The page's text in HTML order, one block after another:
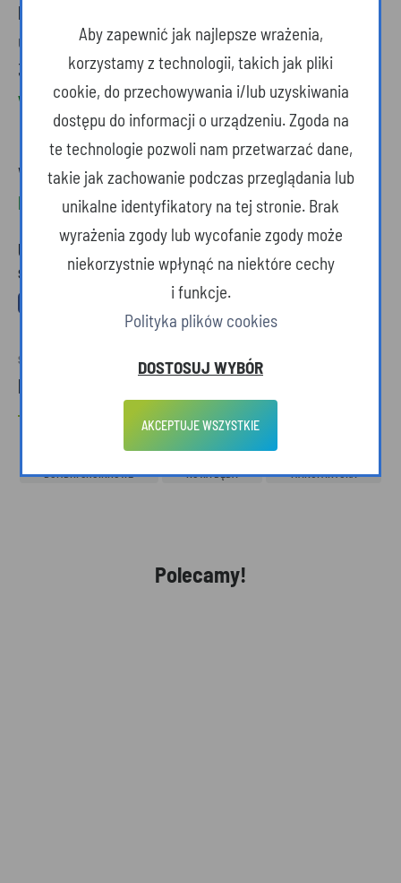
Firma Biliński
ul. Wojska Polskiego 1B
39-460 Nowa Dęba
www.ozdobychoinkowe.pl
Więcej o tym miejscu przeczytacie wartykule o
Muzeum Bombki Choinkowej w Nowej Bębie.
Udostępnij ten artykuł w mediach
społecznościowych
SPRAWDŹ RÓWNIEŻ
Powiązane tagi
RĘKODZIEŁO
FESTIWAL PRODUKTÓW PODKARPACKICH
BOMBKI CHOINKOWE
NOWA DĘBA MANUFAKTURA
Polecamy!
Aby zapewnić jak najlepsze wrażenia,
korzystamy z technologii, takich jak pliki
cookie, do przechowywania i/lub uzyskiwania
dostępu do informacji o urządzeniu. Zgoda na
te technologie pozwoli nam przetwarzać dane,
takie jak zachowanie podczas przeglądania lub
unikalne identyfikatory na tej stronie. Brak
wyrażenia zgody lub wycofanie zgody może
niekorzystnie wpłynąć na niektóre cechy
i funkcje.
Polityka plików cookies
DOSTOSUJ WYBÓR
AKCEPTUJE WSZYSTKIE